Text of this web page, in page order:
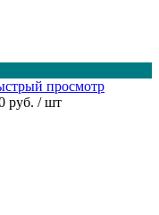
просмотр
руб. / шт